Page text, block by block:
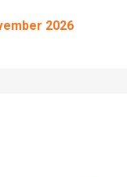
und Essbereich ist
einem Kühl-
2026